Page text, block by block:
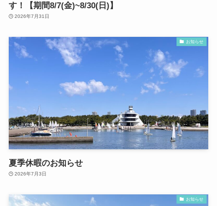
す！【期間8/7(金)~8/30(日)】
2026年7月31日
お知らせ
夏季休暇のお知らせ
2026年7月3日
お知らせ